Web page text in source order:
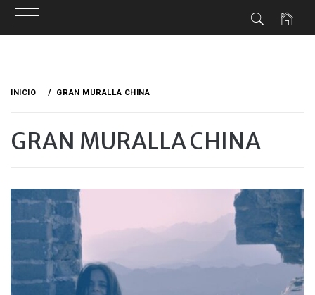
INICIO GRAN MURALLA CHINA
GRAN MURALLA CHINA